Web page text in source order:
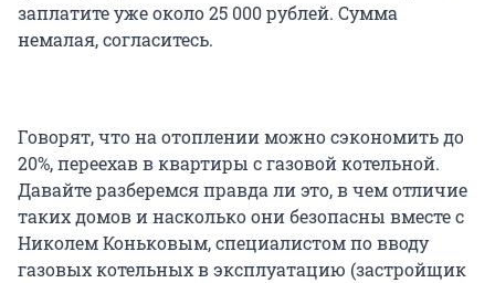
заплатите уже около 25 000 рублей. Сумма
немалая, согласитесь.
Говорят, что на отоплении можно сэкономить до
20%, переехав в квартиры с газовой котельной.
Давайте разберемся правда ли это, в чем отличие
таких домов и насколько они безопасны вместе с
Николем Коньковым, специалистом по вводу
газовых котельных в эксплуатацию (застройщик